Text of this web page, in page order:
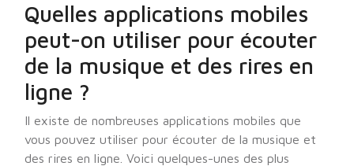
Quelles applications mobiles
peut-on utiliser pour écouter
de la musique et des rires en
ligne ?
Il existe de nombreuses applications mobiles que
vous pouvez utiliser pour écouter de la musique et
des rires en ligne. Voici quelques-unes des plus